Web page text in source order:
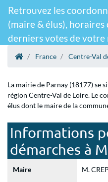
Retrouvez les
(maire & élus),
derniers votes de votre
France Centre-Val
La mairie de Parnay (18177) se
région Centre-Val de Loire. Le
élus dont le maire de la
Informations
démarches à
Maire M.